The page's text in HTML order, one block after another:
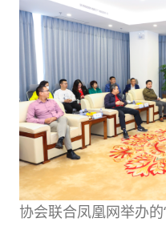
协会联合凤凰网举办